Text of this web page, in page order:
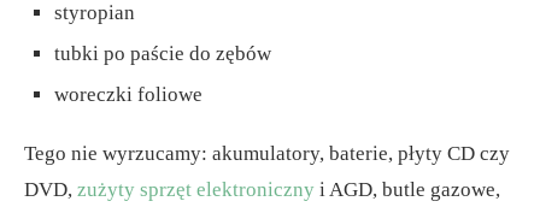
styropian
tubki po paście do zębów
woreczki foliowe
Tego nie wyrzucamy: akumulatory, baterie, płyty CD czy
DVD, zużyty sprzęt elektroniczny i AGD, butle gazowe,